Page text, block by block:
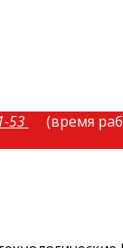
53
(время